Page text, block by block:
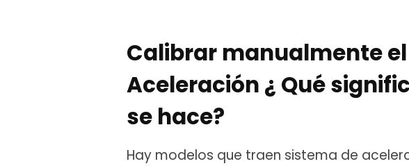
Calibrar manualmente
Aceleración ¿ Qué
se hace?
Hay modelos que traen sistema de